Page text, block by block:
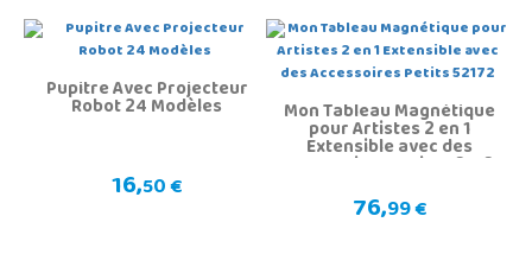
Pupitre Avec Projecteur
Robot 24 Modèles
16,50 €
Mon Tableau Magnétique
pour Artistes 2 en 1
Extensible avec des
Accessoires Petits 52172
76,99 €